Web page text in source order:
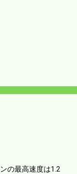
の最高速度は1.2